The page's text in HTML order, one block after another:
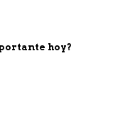
hoy?